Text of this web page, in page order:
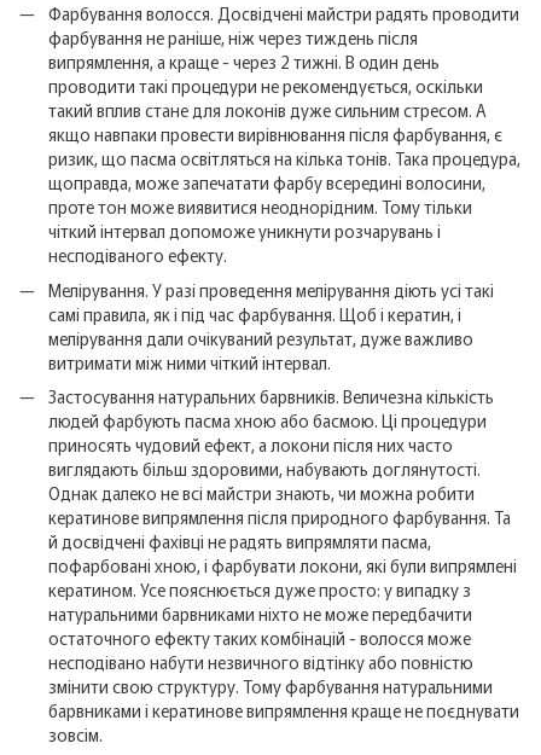
Фарбування волосся. Досвідчені майстри радять проводити
фарбування не раніше, ніж через тиждень після
випрямлення, а краще - через 2 тижні. В один день
проводити такі процедури не рекомендується, оскільки
такий вплив стане для локонів дуже сильним стресом. А
якщо навпаки провести вирівнювання після фарбування, є
ризик, що пасма освітляться на кілька тонів. Така процедура,
щоправда, може запечатати фарбу всередині волосини,
проте тон може виявитися неоднорідним. Тому тільки
чіткий інтервал допоможе уникнути розчарувань і
несподіваного ефекту.
Мелірування. У разі проведення мелірування діють усі такі
самі правила, як і під час фарбування. Щоб і кератин, і
мелірування дали очікуваний результат, дуже важливо
витримати між ними чіткий інтервал.
Застосування натуральних барвників. Величезна кількість
людей фарбують пасма хною або басмою. Ці процедури
приносять чудовий ефект, а локони після них часто
виглядають більш здоровими, набувають доглянутості.
Однак далеко не всі майстри знають, чи можна робити
кератинове випрямлення після природного фарбування. Та
й досвідчені фахівці не радять випрямляти пасма,
пофарбовані хною, і фарбувати локони, які були випрямлені
кератином. Усе пояснюється дуже просто: у випадку з
натуральними барвниками ніхто не може передбачити
остаточного ефекту таких комбінацій - волосся може
несподівано набути незвичного відтінку або повністю
змінити свою структуру. Тому фарбування натуральними
барвниками і кератинове випрямлення краще не поєднувати
зовсім.